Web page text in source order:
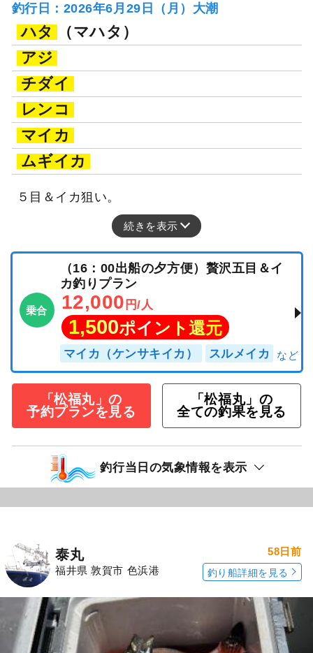
釣行日：2026年6月29日（月）大潮
ハタ
（マハタ）
アジ
チダイ
レンコ
マイカ
ムギイカ
５目＆イカ狙い。
続きを表示
乗合
（16：00出船の夕方便）贅沢五目＆イ
カ釣りプラン
12,000 円/人
1,500ポイント還元
マイカ（ケンサキイカ） スルメイカ
「松福丸」の
予約プランを見る
「松福丸」の
全ての釣果を見る
釣行当日の気象情報を表示
泰丸
福井県 敦賀市 色浜港
58日前
釣り船詳細を見る